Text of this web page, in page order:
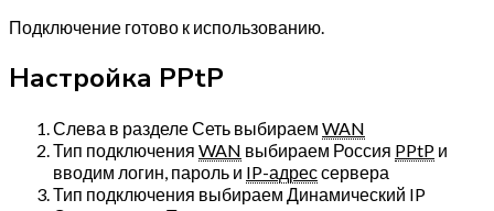
Подключение готово к использованию.
Настройка PPtP
Слева в разделе Сеть выбираем WAN
Тип подключения WAN выбираем Россия PPtP и
вводим логин, пароль и IP-адрессервера
Тип подключения выбираем Динамический IP